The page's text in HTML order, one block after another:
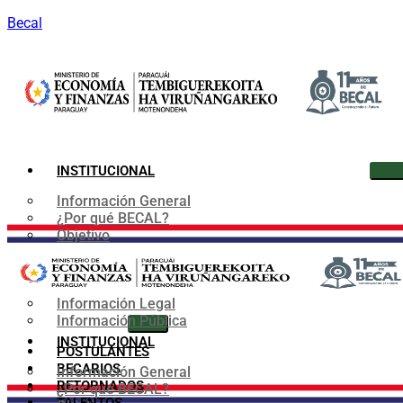
Becal
INSTITUCIONAL
Información General
¿Por qué BECAL?
Objetivo
Convenios
Marco Normativo
Información Legal
Información Pública
POSTULANTES
BECARIOS
RETORNADOS
INSTITUCIONAL
Información General
¿Por qué BECAL?